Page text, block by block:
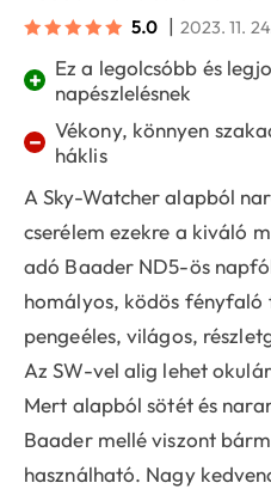
5.0 | 2023. 11.
+
Ez a legolcsóbb és
napészlelésnek
− Vékony, könnyen
háklis
A Sky-Watcher alapból
cserélem ezekre a kiváló
adó Baader ND5-ös
homályos, ködös
pengeéles, világos,
Az SW-vel alig lehet
Mert alapból sötét és
Baader mellé viszont
használható. Nagy